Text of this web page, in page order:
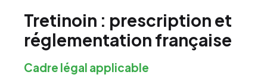
Tretinoin : prescription et
réglementation française
Cadre légal applicable